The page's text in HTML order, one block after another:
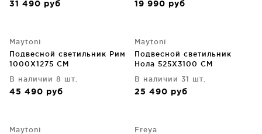
31 490 руб 19 990 руб
Maytoni
Подвесной светильник Рим
1000X1275 CM
В наличии 8 шт.
45 490 руб
Maytoni
Подвесной светильник
Нола 525X3100 CM
В наличии 31 шт.
25 490 руб
Maytoni
Freya